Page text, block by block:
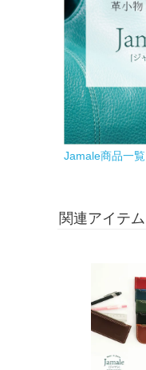
Jamale商品一覧
関連アイテム